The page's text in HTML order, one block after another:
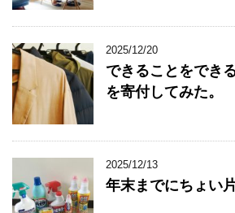
2025/12/20
できることをでき
を寄付してみた。
2025/12/13
年末までにちょい片